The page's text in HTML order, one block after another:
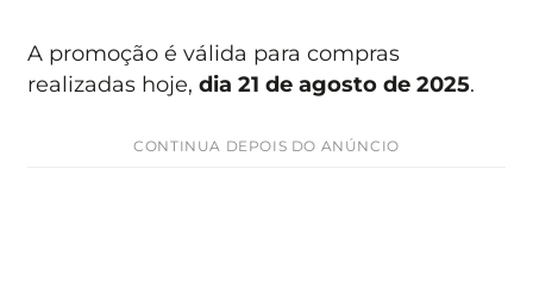
A promoção é válida para compras
realizadas hoje,dia 21 de agosto de 2025.
CONTINUA DEPOIS DO ANÚNCIO